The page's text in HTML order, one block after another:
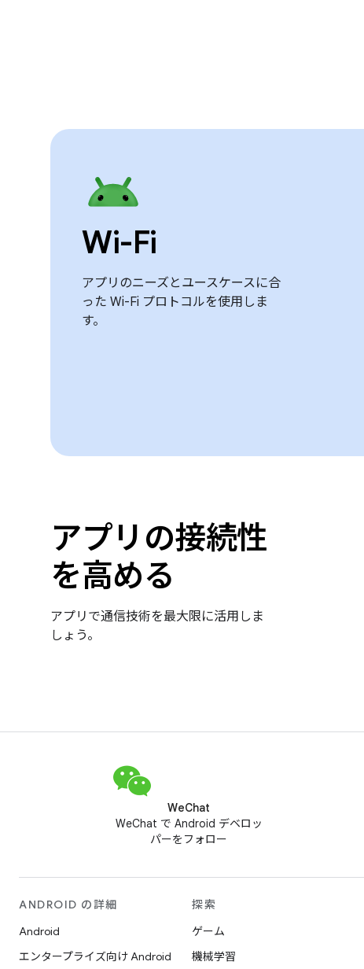
Wi-Fi
アプリのニーズとユースケースに合
った Wi-Fi プロトコルを使用しま
す。
アプリの接続性
を高める
アプリで通信技術を最大限に活用しま
しょう。
WeChat
WeChat で Android デベロッ
パーをフォロー
ANDROID の詳細
Android
エンタープライズ向け Android
探索
ゲーム
機械学習